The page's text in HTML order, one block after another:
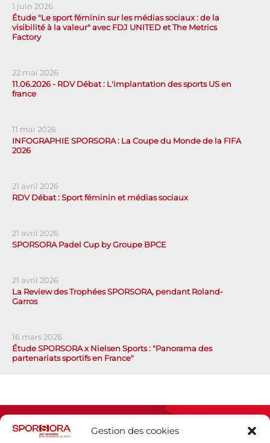
Gestion des cookies
1 juin 2026
Étude "Le sport féminin sur les médias sociaux : de la
visibilité à la valeur" avec FDJ UNITED et The Metrics
Factory
22 mai 2026
11.06.2026 - RDV Débat : L'implantation des sports US en
france
11 mai 2026
INFOGRAPHIE SPORSORA : La Coupe du Monde de la FIFA
2026
21 avril 2026
RDV Débat : Sport féminin et médias sociaux
21 avril 2026
SPORSORA Padel Cup by Groupe BPCE
21 avril 2026
La Review des Trophées SPORSORA, pendant Roland-
Garros
16 mars 2026
Étude SPORSORA x Nielsen Sports : "Panorama des
partenariats sportifs en France"